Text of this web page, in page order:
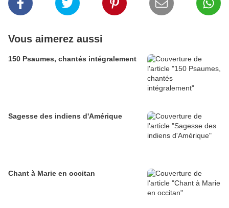
Vous aimerez aussi
150 Psaumes, chantés intégralement
Sagesse des indiens d'Amérique
Chant à Marie en occitan